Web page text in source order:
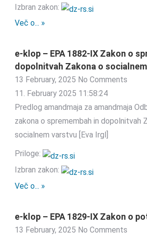
Izbran zakon:
Več o... »
e-klop – EPA 1882-IX Zakon o
dopolnitvah Zakona o
13 February, 2025 No Comments
11. February 2025 11:58:24
Predlog amandmaja za amandmaja
zakona o spremembah in dopolnitvah
socialnem varstvu [Eva Irgl]
Priloge:
Izbran zakon:
Več o... »
e-klop – EPA 1829-IX Zakon o
13 February, 2025 No Comments